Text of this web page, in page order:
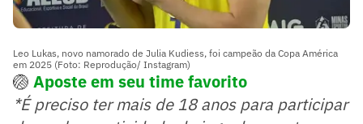
Leo Lukas, novo namorado de Julia Kudiess, foi campeão da Copa América
em 2025 (Foto: Reprodução/ Instagram)
🏐 Aposte em seu time favorito
*É preciso ter mais de 18 anos para participar